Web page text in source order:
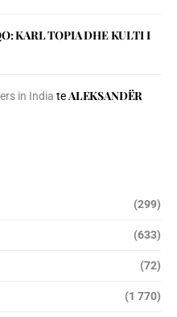
KARL TOPIA DHE KULTI I
in India teALEKSANDËR
(299)
(633)
(72)
(1 770)